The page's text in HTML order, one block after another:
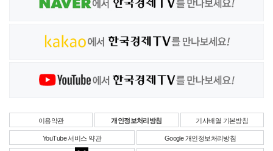
이용약관 개인정보처리방침 기사배열 기본방침
YouTube 서비스 약관 Google 개인정보처리방침